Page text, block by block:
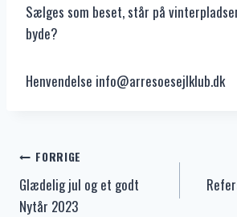
Sælges som beset, står på
byde?
Henvendelse info@arresoesejlklub.dk
Indlægsnavigation
FORRIGE
Glædelig jul og et godt
Nytår 2023